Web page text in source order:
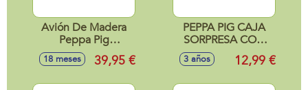
Avión De Madera
Peppa Pig
26X12X20 Cm
18 meses 39,95 €
PEPPA PIG CAJA
SORPRESA CON
FIGURA Y
ACCESORIOS
3 años 12,99 €